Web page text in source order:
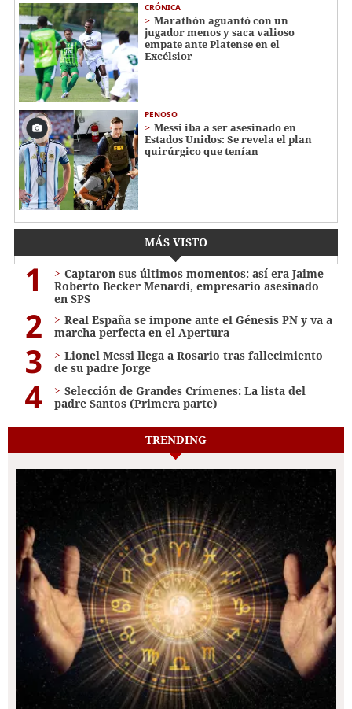
CRÓNICA
Marathón aguantó con un
jugador menos y saca valioso
empate ante Platense en el
Excélsior
PENOSO
Messi iba a ser asesinado en
Estados Unidos: Se revela el plan
quirúrgico que tenían
MÁS VISTO
1
Captaron sus últimos momentos: así era Jaime
Roberto Becker Menardi​​​, empresario asesinado
en SPS
2
Real España se impone ante el Génesis PN y va a
marcha perfecta en el Apertura
3
Lionel Messi llega a Rosario tras fallecimiento
de su padre Jorge
4
Selección de Grandes Crímenes: La lista del
padre Santos (Primera parte)
TRENDING